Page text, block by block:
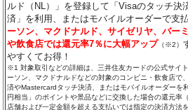
ルド（NL）」を登録して「Visaのタッチ決
済」を利用、またはモバイルオーダーで支
ーソン、マクドナルド、サイゼリヤ、バー
や飲食店では還元率7％に大幅アップ （※2）
やすくてお得！
※1 対象取引などの詳細は、三井住友カードの公式サイ
ーソン、マクドナルドなどの対象のコンビニ・飲食店で
済やMastercardタッチ決済、またはモバイルオーダーを
円相当」のポイントや景品などに交換した場合の還元率
店舗および一定金額を超える支払いでは指定の決済方法